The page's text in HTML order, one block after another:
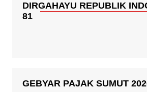
DIRGAHAYU REPUBLIK
81
GEBYAR PAJAK SUMUT